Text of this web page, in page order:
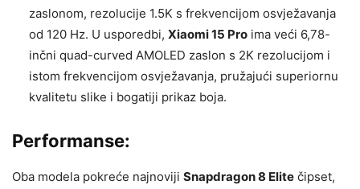
zaslonom, rezolucije 1.5K s frekvencijom osvježavanja
od 120 Hz. U usporedbi, Xiaomi 15 Pro ima veći 6,78-
inčni quad-curved AMOLED zaslon s 2K rezolucijom i
istom frekvencijom osvježavanja, pružajući superiornu
kvalitetu slike i bogatiji prikaz boja.
Performanse:
Oba modela pokreće najnoviji Snapdragon 8 Elite čipset,